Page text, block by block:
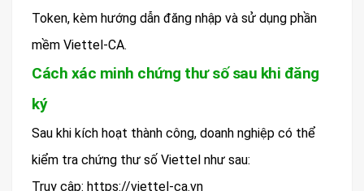
Token, kèm hướng dẫn đăng nhập và sử dụng phần
mềm Viettel-CA.
Cách xác minh chứng thư số sau khi đăng
ký
Sau khi kích hoạt thành công, doanh nghiệp có thể
kiểm tra chứng thư số Viettel như sau:
Truy cập: https://viettel-ca.vn